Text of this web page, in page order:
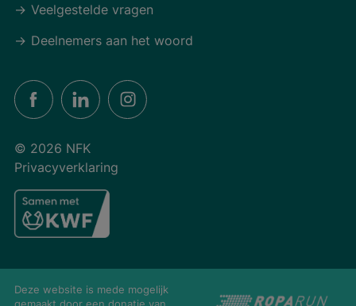
Veelgestelde vragen
Deelnemers aan het woord
© 2026 NFK
Privacyverklaring
Deze website is mede mogelijk